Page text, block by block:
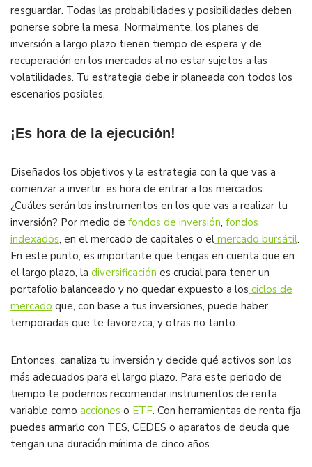
resguardar. Todas las probabilidades y posibilidades deben
ponerse sobre la mesa. Normalmente, los planes de
inversión a largo plazo tienen tiempo de espera y de
recuperación en los mercados al no estar sujetos a las
volatilidades. Tu estrategia debe ir planeada con todos los
escenarios posibles.
¡Es hora de la ejecución!
Diseñados los objetivos y la estrategia con la que vas a
comenzar a invertir, es hora de entrar a los mercados.
¿Cuáles serán los instrumentos en los que vas a realizar tu
inversión? Por medio de fondos de inversión, fondos
indexados, en el mercado de capitales o el mercado bursátil.
En este punto, es importante que tengas en cuenta que en
el largo plazo, la diversificación es crucial para tener un
portafolio balanceado y no quedar expuesto a los ciclos de
mercado que, con base a tus inversiones, puede haber
temporadas que te favorezca, y otras no tanto.
Entonces, canaliza tu inversión y decide qué activos son los
más adecuados para el largo plazo. Para este periodo de
tiempo te podemos recomendar instrumentos de renta
variable como acciones o ETF. Con herramientas de renta fija
puedes armarlo con TES, CEDES o aparatos de deuda que
tengan una duración mínima de cinco años.